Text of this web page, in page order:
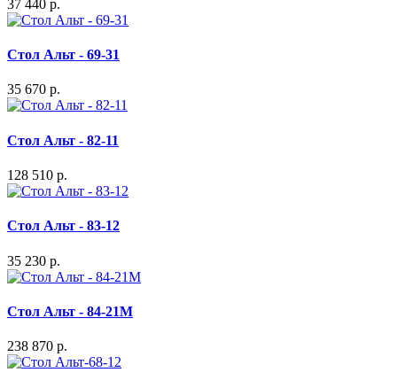
37 440 р.
Стол Альт - 69-31
35 670 р.
Стол Альт - 82-11
128 510 р.
Стол Альт - 83-12
35 230 р.
Стол Альт - 84-21M
238 870 р.